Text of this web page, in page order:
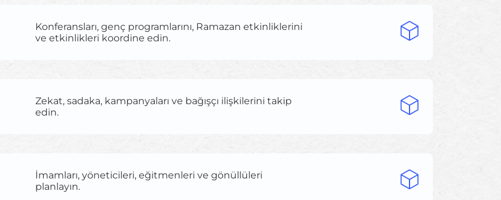
Konferansları, genç programlarını, Ramazan etkinliklerini
ve etkinlikleri koordine edin.
Zekat, sadaka, kampanyaları ve bağışçı ilişkilerini takip
edin.
İmamları, yöneticileri, eğitmenleri ve gönüllüleri
planlayın.